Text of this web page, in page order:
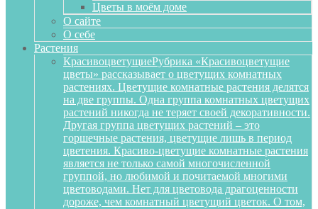
Цветы в моём доме
О сайте
О себе
Растения
КрасивоцветущиеРубрика «Красивоцветущие
цветы» рассказывает о цветущих комнатных
растениях. Цветущие комнатные растения делятся
на две группы. Одна группа комнатных цветущих
растений никогда не теряет своей декоративности.
Другая группа цветущих растений – это
горшечные растения, цветущие лишь в период
цветения. Красиво-цветущие комнатные растения
является не только самой многочисленной
группой, но любимой и почитаемой многими
цветоводами. Нет для цветовода драгоценности
дороже, чем комнатный цветущий цветок. О том,